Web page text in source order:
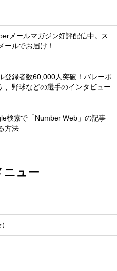
メールマガジン好評配信中。ス
ールでお届け！
登録者数60,000人突破！バレーボ
、野球などの選手のインタビュー
検索で「Number Web」の記事
方法
ニュー